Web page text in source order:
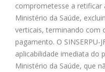
comprometesse a retificar
Ministério da Saúde,
verticais, terminando com
pagamento. O SINSERPU-
aplicabilidade imediata do
Ministério da Saúde, que